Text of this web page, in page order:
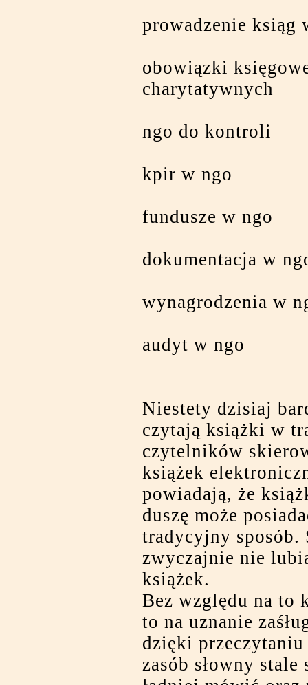
prowadzenie ksiąg
obowiązki
charytatywnych
ngo do kontroli
kpir w ngo
fundusze w ngo
dokumentacja w
wynagrodzenia w
audyt w ngo
Niestety dzisiaj
czytają książki w
czytelników
książek
powiadają, że
duszę może
tradycyjny sposób.
zwyczajnie nie
książek.
Bez względu na to
to na uznanie
dzięki
zasób słowny